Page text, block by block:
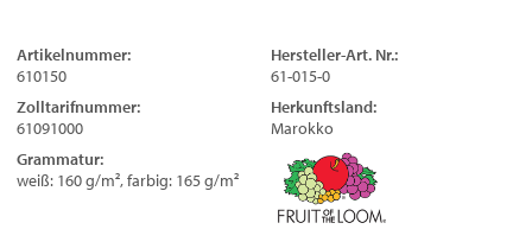
Artikelnummer:
610150
Hersteller-Art. Nr.:
61-015-0
Zolltarifnummer:
61091000
Herkunftsland:
Marokko
Grammatur:
weiß: 160 g/m², farbig: 165 g/m²